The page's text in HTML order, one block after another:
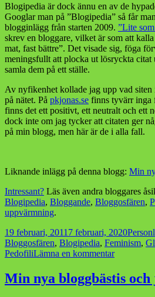
Blogipedia är dock ännu en av de
Googlar man på ”Blogipedia” så får
blogginlägg från starten 2009. ”Lite
skrev en bloggare, vilket är som att
mat, fast bättre”. Det visade sig, föga
meningsfullt att plocka ut lösryckta citat
samla dem på ett ställe.
Av nyfikenhet kollade jag upp vad
på nätet. På pkjonas.se finns tyvärr inga
finns det ett positivt, ett neutralt och ett
dock inte om jag tycker att citaten ger
på min blogg, men här är de i alla fall.
Liknande inlägg på denna blogg: Min
Intressant? Läs även andra bloggares
Blogipedia, Bloggande, Bloggosfären,
uppvärmning.
Postat
19 februari, 2011 7 februari, 2020
Bloggosfären, Blogipedia, Feminism,
PedofiliLämna en kommentartill
är
min
Min nya bloggbästis och